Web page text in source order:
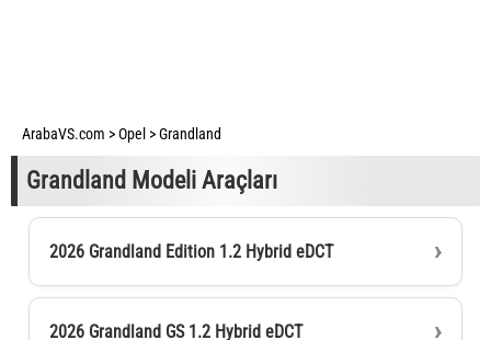
ArabaVS.com >Opel >Grandland
Grandland Modeli Araçları
2026 Grandland Edition 1.2 Hybrid eDCT
2026 Grandland GS 1.2 Hybrid eDCT